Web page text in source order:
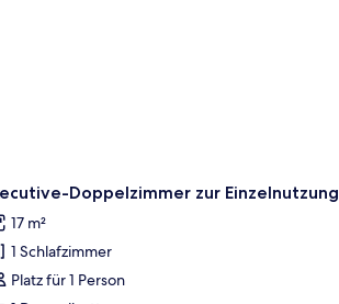
Doppelzimmer zur Einzelnutzung
17 m²
1 Schlafzimmer
Platz für 1 Person